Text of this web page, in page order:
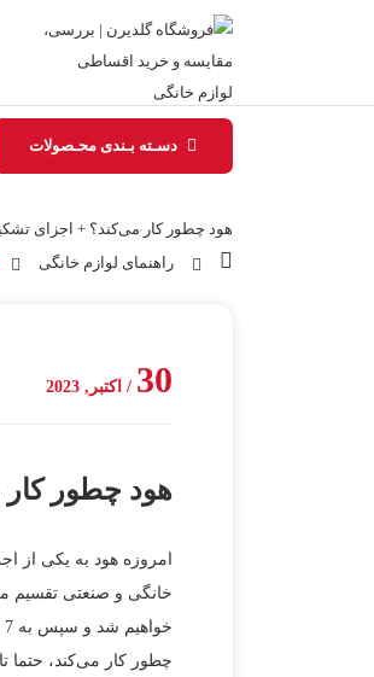
دسـته بـندی محـصولات
هود چطور کار می‌کند؟ + اجزای
راهنمای لوازم خانگی
30 / اکتبر, 2023
هود چطور کار
امروزه هود به یکی از
خانگی و صنعتی تقسیم
چطور کار می‌کند، حتما